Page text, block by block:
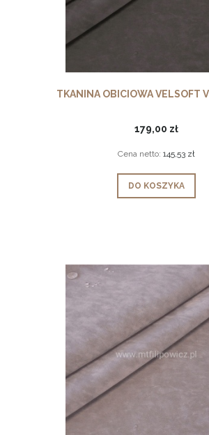
TKANINA OBICIOWA VELSOFT
179,00 zł
Cena netto: 145,53 zł
DO KOSZYKA